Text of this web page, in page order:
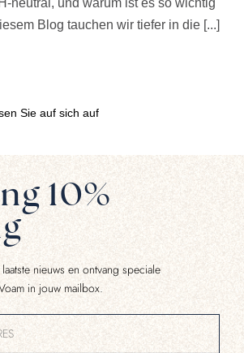
Blog tauchen wir tiefer in die [...]
Sie auf sich auf
10%
nieuws en ontvang speciale
in jouw mailbox.